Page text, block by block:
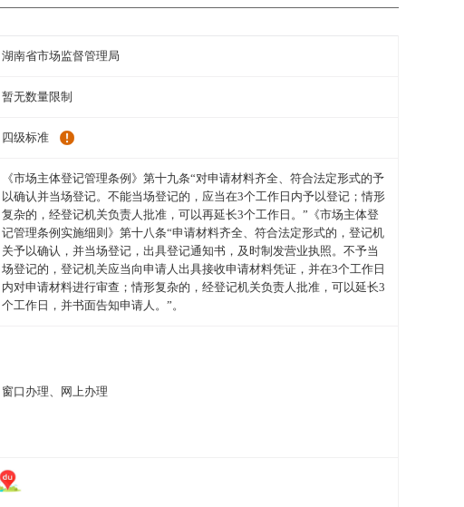
湖南省市场监督管理局
暂无数量限制
四级标准
《市场主体登记管理条例》第十九条“对申请材料齐全、符合法定形式的予
以确认并当场登记。不能当场登记的，应当在3个工作日内予以登记；情形
复杂的，经登记机关负责人批准，可以再延长3个工作日。”《市场主体登
记管理条例实施细则》第十八条“申请材料齐全、符合法定形式的，登记机
关予以确认，并当场登记，出具登记通知书，及时制发营业执照。不予当
场登记的，登记机关应当向申请人出具接收申请材料凭证，并在3个工作日
内对申请材料进行审查；情形复杂的，经登记机关负责人批准，可以延长3
个工作日，并书面告知申请人。”。
窗口办理、网上办理